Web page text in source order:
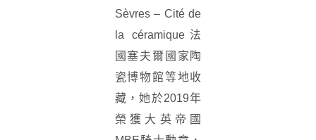
Sèvres – Cité de
la céramique法
國塞夫爾國家陶
瓷博物館等地收
藏，她於2019年
榮獲大英帝國